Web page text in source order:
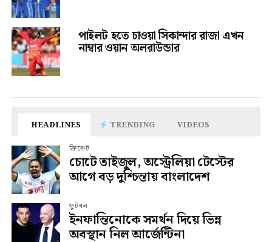
পাইলট হতে চাওয়া সিকান্দার রাজা এখন
নাম্বার ওয়ান অলরাউন্ডার
HEADLINES TRENDING VIDEOS
ক্রিকেট
চোটে তাইজুল, অস্ট্রেলিয়া টেস্টের
আগে বড় দুশ্চিন্তায় বাংলাদেশ
ফুটবল
ইনফান্তিনোকে সমর্থন দিয়ে ভিন্ন
অবস্থান নিল আর্জেন্টিনা